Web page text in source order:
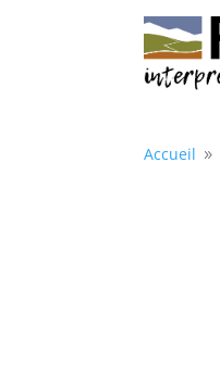
Accueil 9